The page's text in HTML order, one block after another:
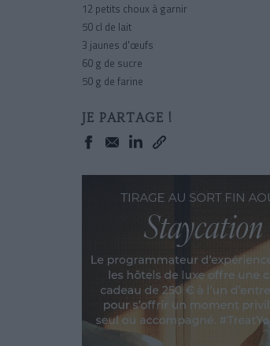
12 petits choux à garnir
50 cl de lait
3 jaunes d'œufs
60 g de sucre
50 g de farine
JE PARTAGE !